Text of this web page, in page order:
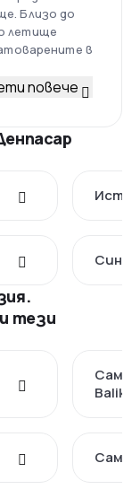
Близо до
летище
в
повече
тези